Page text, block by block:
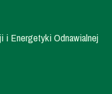
i Energetyki Odnawialnej